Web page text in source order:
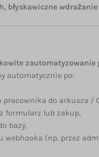
błyskawiczne
automatycznie po:
do arkusza /
formularz lub zakup,
bazy,
webhooka (np. przez